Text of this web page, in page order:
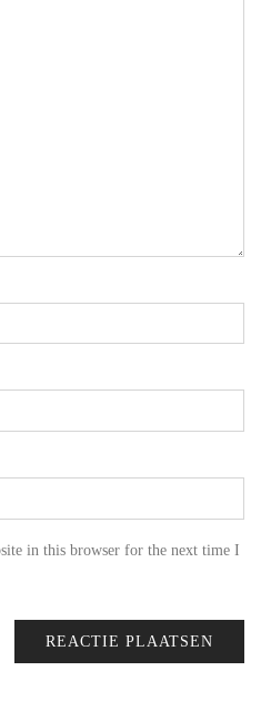
in this browser for the next time I